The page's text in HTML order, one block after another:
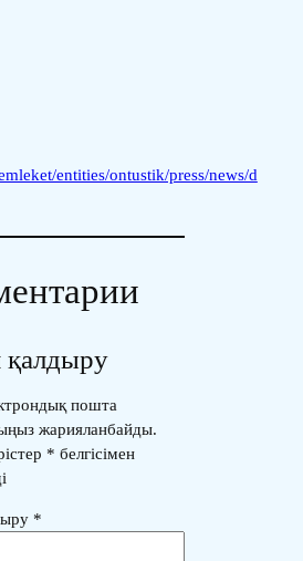
entities/ontustik/press/news/d
пошта
жарияланбайды.
* белгісімен
*